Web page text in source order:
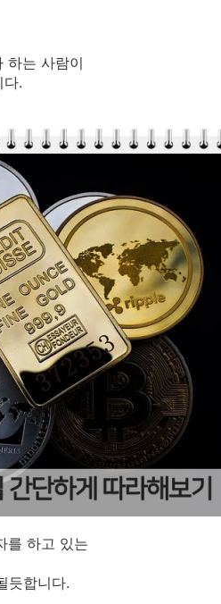
하는 사람이
.
를 하고 있는
듯합니다.